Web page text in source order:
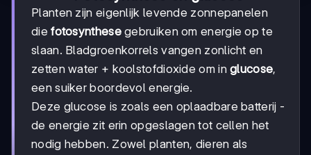
Planten zijn eigenlijk levende zonnepanelen
diefotosynthesegebruiken om energie op te
slaan. Bladgroenkorrels vangen zonlicht en
zetten water + koolstofdioxide om inglucose,
een suiker boordevol energie.
Deze glucose is zoals een oplaadbare batterij -
de energie zit erin opgeslagen tot cellen het
nodig hebben. Zowel planten, dieren als